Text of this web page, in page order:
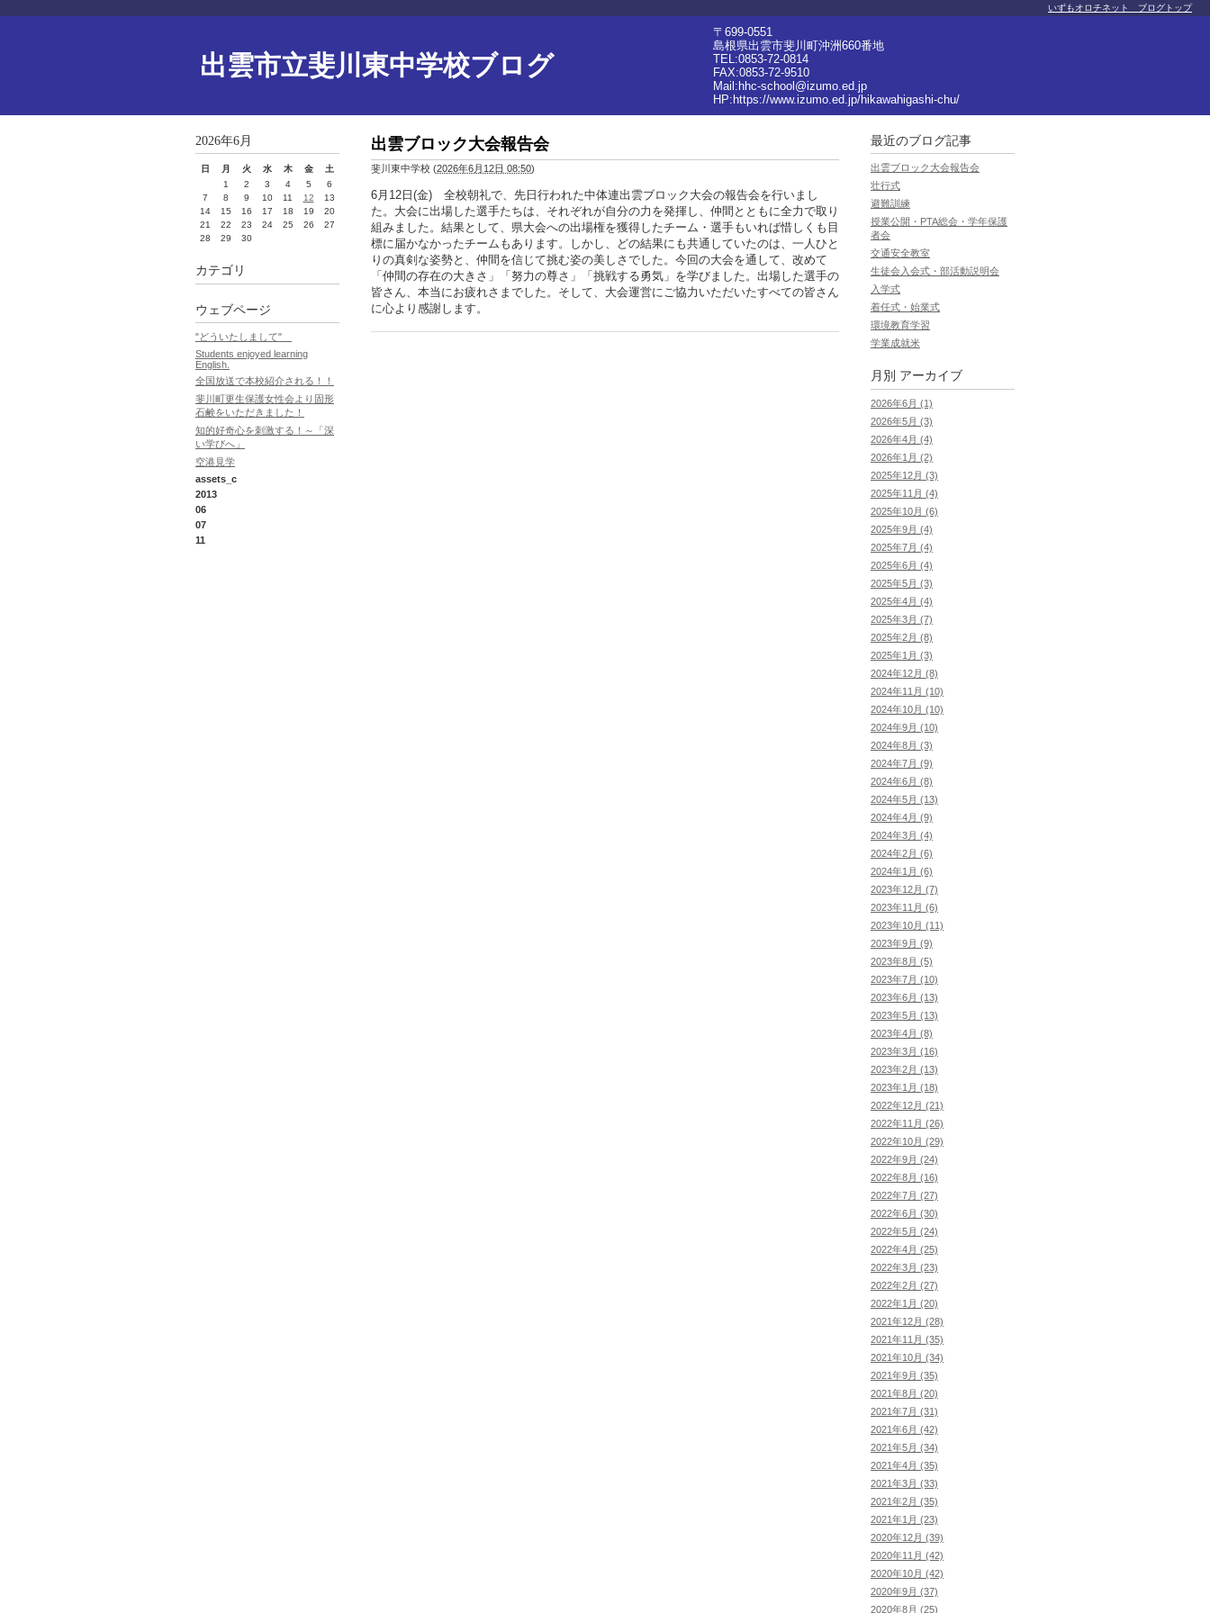
出雲市立斐川東中学校ブログ
〒699-0551
島根県出雲市斐川町沖洲660番地
TEL:0853-72-0814
FAX:0853-72-9510
Mail:hhc-school@izumo.ed.jp
HP: https://www.izumo.ed.jp/hikawahigashi-chu/
いずもオロチネット ブログトップ
出雲ブロック大会報告会
斐川東中学校 (2026年6月12日 08:50)
6月12日(金) 全校朝礼で、先日行われた中体連出雲ブロック大会の報告会を行いまし
た。大会に出場した選手たちは、それぞれが自分の力を発揮し、仲間とともに全力で取り
組みました。結果として、県大会への出場権を獲得したチーム・選手もいれば惜しくも目
標に届かなかったチームもあります。しかし、どの結果にも共通していたのは、一人ひと
りの真剣な姿勢と、仲間を信じて挑む姿の美しさでした。今回の大会を通して、改めて
「仲間の存在の大きさ」「努力の尊さ」「挑戦する勇気」を学びました。出場した選手の
皆さん、本当にお疲れさまでした。そして、大会運営にご協力いただいたすべての皆さん
に心より感謝します。
2026年6月
日 月 火 水 木 金
土
1
2 3 4 5
6
7
8 9 10 11 12
13
14
15 16 17 18 19
20
21
22 23 24 25 26
27
28
29 30
カテゴリ
ウェブページ
"どういたしまして"
Students enjoyed learning
English.
全国放送で本校紹介される！！
斐川町更生保護女性会より固形
石鹸をいただきました！
知的好奇心を刺激する！～「深
い学びへ」
空港見学
assets_c
2013
06
07
11
最近のブログ記事
出雲ブロック大会報告会
壮行式
避難訓練
授業公開・PTA総会・学年保護
者会
交通安全教室
生徒会入会式・部活動説明会
入学式
着任式・始業式
環境教育学習
学業成就米
月別 アーカイブ
2026年6月 (1)
2026年5月 (3)
2026年4月 (4)
2026年1月 (2)
2025年12月 (3)
2025年11月 (4)
2025年10月 (6)
2025年9月 (4)
2025年7月 (4)
2025年6月 (4)
2025年5月 (3)
2025年4月 (4)
2025年3月 (7)
2025年2月 (8)
2025年1月 (3)
2024年12月 (8)
2024年11月 (10)
2024年10月 (10)
2024年9月 (10)
2024年8月 (3)
2024年7月 (9)
2024年6月 (8)
2024年5月 (13)
2024年4月 (9)
2024年3月 (4)
2024年2月 (6)
2024年1月 (6)
2023年12月 (7)
2023年11月 (6)
2023年10月 (11)
2023年9月 (9)
2023年8月 (5)
2023年7月 (10)
2023年6月 (13)
2023年5月 (13)
2023年4月 (8)
2023年3月 (16)
2023年2月 (13)
2023年1月 (18)
2022年12月 (21)
2022年11月 (26)
2022年10月 (29)
2022年9月 (24)
2022年8月 (16)
2022年7月 (27)
2022年6月 (30)
2022年5月 (24)
2022年4月 (25)
2022年3月 (23)
2022年2月 (27)
2022年1月 (20)
2021年12月 (28)
2021年11月 (35)
2021年10月 (34)
2021年9月 (35)
2021年8月 (20)
2021年7月 (31)
2021年6月 (42)
2021年5月 (34)
2021年4月 (35)
2021年3月 (33)
2021年2月 (35)
2021年1月 (23)
2020年12月 (39)
2020年11月 (42)
2020年10月 (42)
2020年9月 (37)
2020年8月 (25)